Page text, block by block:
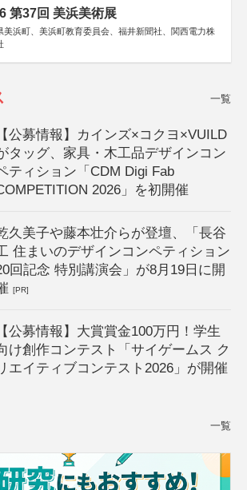
第37回 美浜美術展
美浜町、美浜町教育委員会、福井新聞社、関西電力株
一覧
【公募情報】カインズ×コクヨ×VUILD
タッグ、家具・木工品デザインコン
ティション「CDM Digi Fab
2026」を初開催
久美子や藤本壮介らが登壇、「長谷
住まいのデザインコンペティション
回記念 特別講演会」が8月19日に開
[PR]
【公募情報】大賞賞金100万円！学生
け創作コンテスト「サイゲームス ク
エイティブコンテスト2026」が開催
一覧